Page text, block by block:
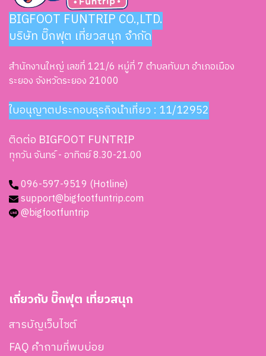
BIGFOOT FUNTRIP CO.,LTD.
บริษัท บิ๊กฟุต เที่ยวสนุก จำกัด
สำนักงานใหญ่ เลขที่ 121/6 หมู่ที่ 7 ตำบลทับมา อำเภอเมือง
ระยอง จังหวัดระยอง 21000
ใบอนุญาตประกอบธุรกิจนำเที่ยว : 11/12952
ติดต่อ BIGFOOT FUNTRIP
ทุกวัน จันทร์ - อาทิตย์ 8.30-21.00
096-597-9519 (Hotline)
support@bigfootfuntrip.com
@bigfootfuntrip
เกี่ยวกับ บิ๊กฟุต เที่ยวสนุก
สารบัญเว็บไซต์
FAQ คำถามที่พบบ่อย